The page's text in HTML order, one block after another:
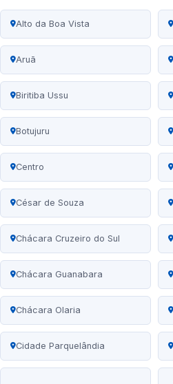
Alto da Boa Vista
Aruã
Biritiba Ussu
Botujuru
Centro
César de Souza
Chácara Cruzeiro do Sul
Chácara Guanabara
Chácara Olaria
Cidade Parquelândia